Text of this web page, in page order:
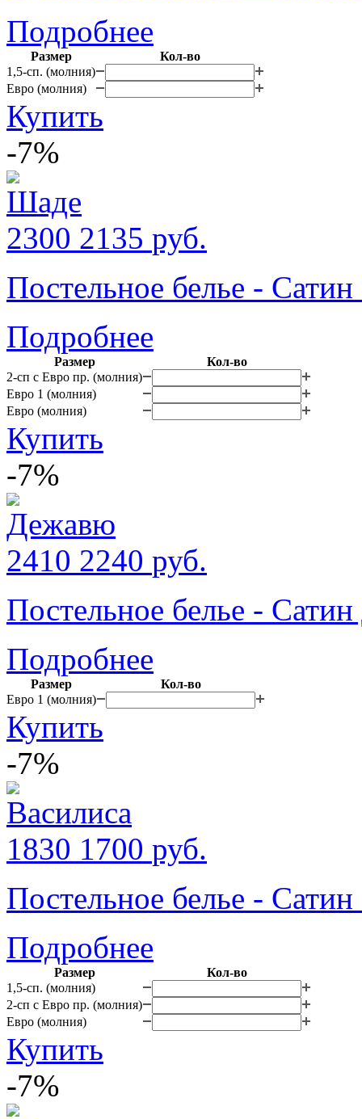
Подробнее
Размер
Кол-во
1,5-сп. (молния)
Евро (молния)
Купить
-7%
2300 2135 руб.
Постельное белье -
Подробнее
Размер
Кол-во
2-сп с Евро пр. (молния)
Евро 1 (молния)
Евро (молния)
Купить
-7%
2410 2240 руб.
Постельное белье -
Подробнее
Размер
Кол-во
Евро 1 (молния)
Купить
-7%
1830 1700 руб.
Постельное белье -
Подробнее
Размер
Кол-во
1,5-сп. (молния)
2-сп с Евро пр. (молния)
Евро (молния)
Купить
-7%